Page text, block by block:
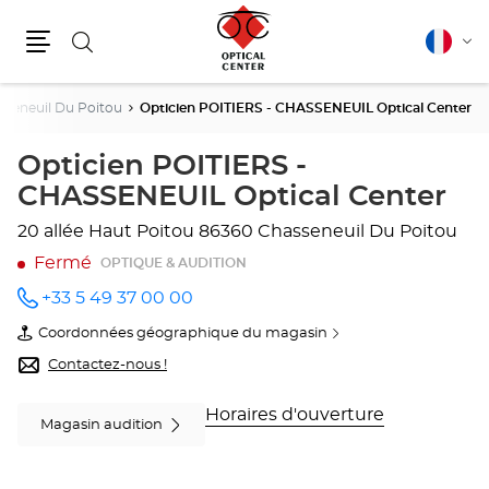
Rechercher Français
Du Poitou Opticien POITIERS - CHASSENEUIL Optical Center
Opticien POITIERS -
CHASSENEUIL Optical Center
20 allée Haut Poitou 86360 Chasseneuil Du Poitou
Fermé
OPTIQUE & AUDITION
Appeler
le point
de vente
Opticien
POITIERS
Optical
+33 5 49 37 00 00
Coordonnées géographique du magasin
du
point
de
POITIERS
Contactez-nous !
Magasin audition
Horaires d'ouverture